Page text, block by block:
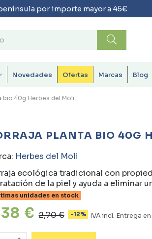
por importe mayor a 45€
Novedades Ofertas Marcas Blog
bio 40g Herbes del Moli
PLANTA BIO 40G
Herbes del Moli
ecológica tradicional con
de la piel y ayuda a eliminar
unidades en stock
€ 2,70 € -12% IVA incl. Entrega